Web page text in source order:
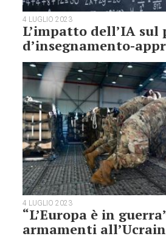
4 LUGLIO 2023
L’impatto dell’IA sul
d’insegnamento-
4 LUGLIO 2023
“L’Europa è in
armamenti